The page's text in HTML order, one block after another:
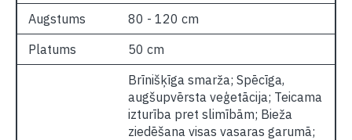
Augstums
80 - 120 cm
Platums
50 cm
Brīnišķīga smarža; Spēcīga,
augšupvērsta veģetācija; Teicama
izturība pret slimībām; Bieža
ziedēšana visas vasaras garumā;